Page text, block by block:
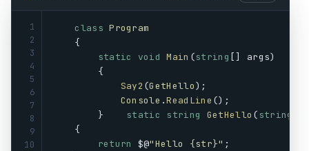
1
2
3
4
5
6
7
8
9
10
class Program
    {
static
void Main (string [] args)
        {
Say2 (GetHello);
Console .ReadLine ();
        }
static string GetHello ( string
    {
return
$@"Hello {str}" ;